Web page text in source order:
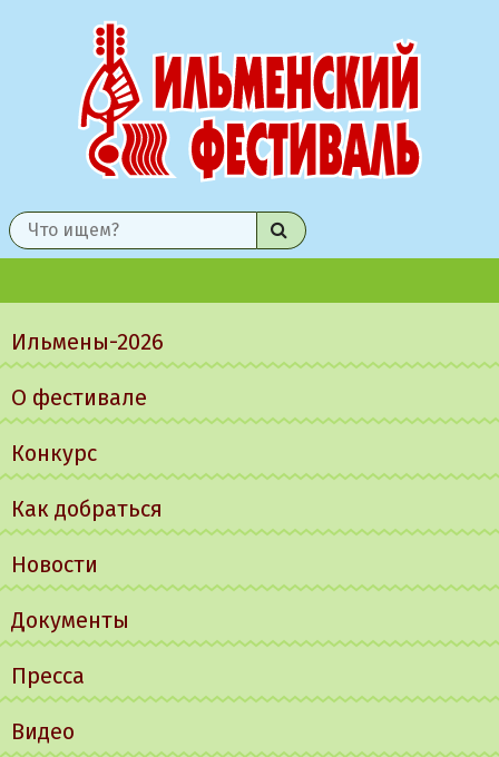
Найти
меню
Ильмены-2026
О фестивале
Конкурс
Как добраться
Новости
Документы
Пресса
Видео